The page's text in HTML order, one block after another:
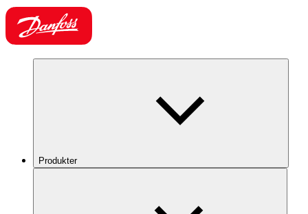
Produkter